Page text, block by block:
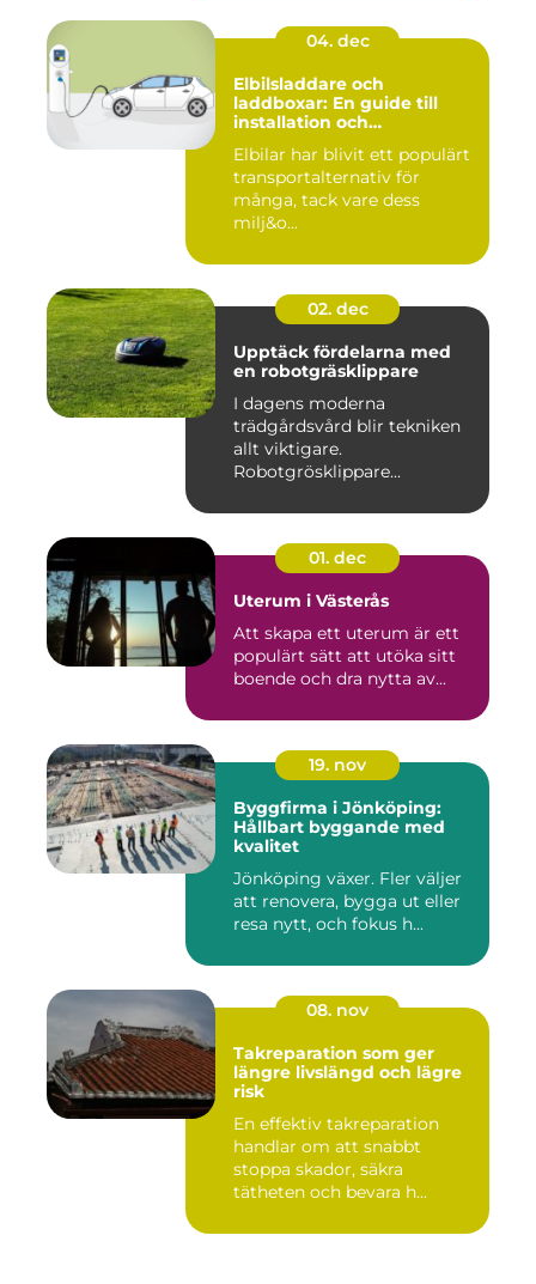
04. dec
Elbilsladdare och
laddboxar: En guide till
installation och
Elbilar har blivit ett populärt
transportalternativ för
många, tack vare dess
milj&o...
02. dec
Upptäck fördelarna med
en robotgräsklippare
I dagens moderna
trädgårdsvård blir tekniken
allt viktigare.
Robotgrösklippare...
01. dec
Uterum i Västerås
Att skapa ett uterum är ett
populärt sätt att utöka sitt
boende och dra nytta av...
19. nov
Byggfirma i Jönköping:
Hållbart byggande med
kvalitet
Jönköping växer. Fler väljer
att renovera, bygga ut eller
resa nytt, och fokus h...
08. nov
Takreparation som ger
längre livslängd och lägre
risk
En effektiv takreparation
handlar om att snabbt
stoppa skador, säkra
tätheten och bevara h...